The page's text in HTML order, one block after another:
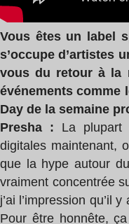
Vous êtes un label
s’occupe d’artistes
vous du retour à la
événements comme
Day de la semaine
Presha : La plupart
digitales maintenant,
que la hype autour
vraiment concentrée
j’ai l’impression qu’il
Pour être honnête,